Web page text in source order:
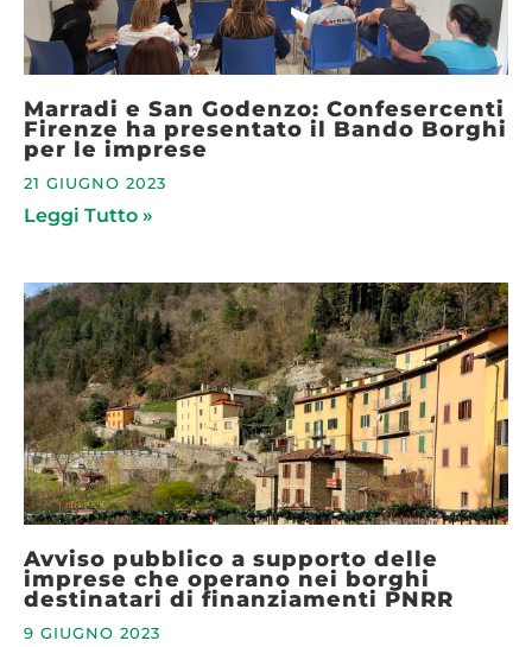
Marradi e San Godenzo: Confesercenti
Firenze ha presentato il Bando Borghi
per le imprese
21 GIUGNO 2023
Leggi Tutto »
Avviso pubblico a supporto delle
imprese che operano nei borghi
destinatari di finanziamenti PNRR
9 GIUGNO 2023